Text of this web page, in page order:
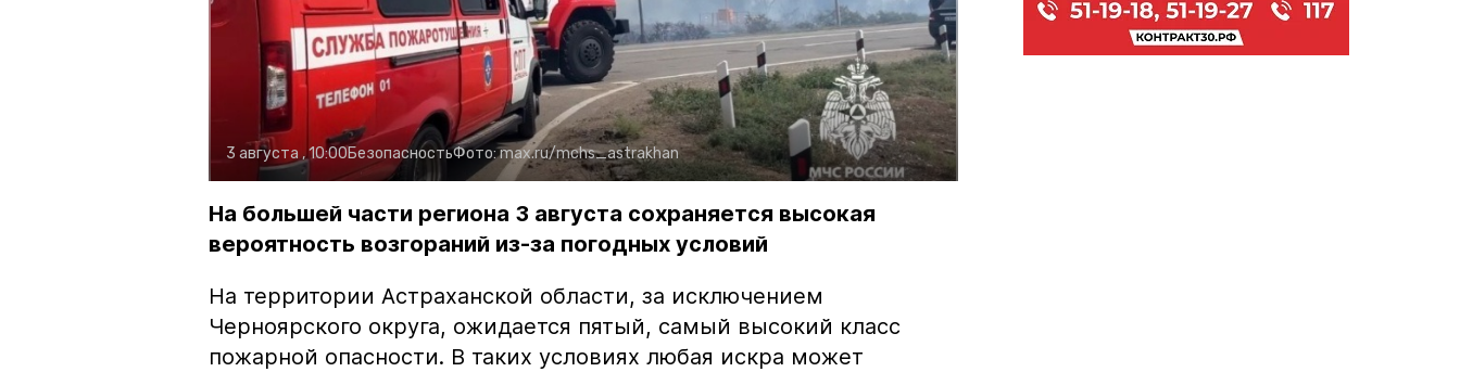
3 августа , 10:00БезопасностьФото:max.ru/mchs_astrakhan
На большей части региона 3 августа сохраняется высокая
вероятность возгораний из-за погодных условий
На территории Астраханской области, за исключением
Черноярского округа, ожидается пятый, самый высокий класс
пожарной опасности. В таких условиях любая искра может